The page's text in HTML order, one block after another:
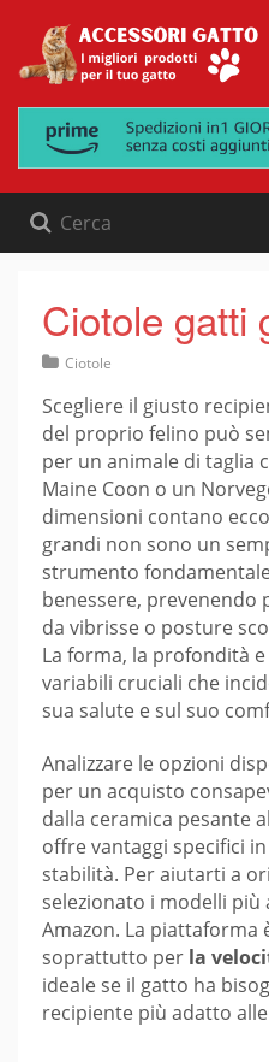
content
Ciotole gatti
Ciotole
Scegliere il giusto
del proprio felino può
per un animale di taglia
Maine Coon o un
dimensioni contano
grandi non sono un
strumento
benessere, prevenendo
da vibrisse o posture
La forma, la profondità
variabili cruciali che
sua salute e sul suo
Analizzare le opzioni
per un acquisto
dalla ceramica pesante
offre vantaggi specifici
stabilità. Per aiutarti a
selezionato i modelli
Amazon. La piattaforma
soprattutto per la
ideale se il gatto ha
recipiente più adatto alle